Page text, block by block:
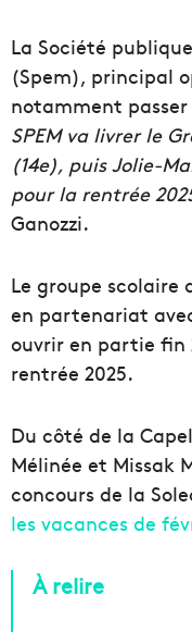
La Société
(Spem), principal
notamment
SPEM va livrer le
(14e), puis Jolie-
pour la rentrée
Ganozzi.
Le groupe scolaire
en partenariat
ouvrir en partie fin
rentrée 2025.
Du côté de la
Mélinée et Missak
concours de la
les vacances de
À relire